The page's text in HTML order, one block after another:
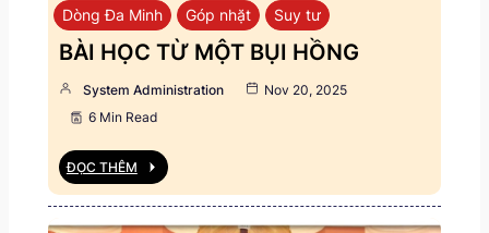
Dòng Đa Minh Góp nhặt Suy tư
BÀI HỌC TỪ MỘT BỤI HỒNG
System Administration
Nov 20, 2025
6 Min Read
ĐỌC THÊM